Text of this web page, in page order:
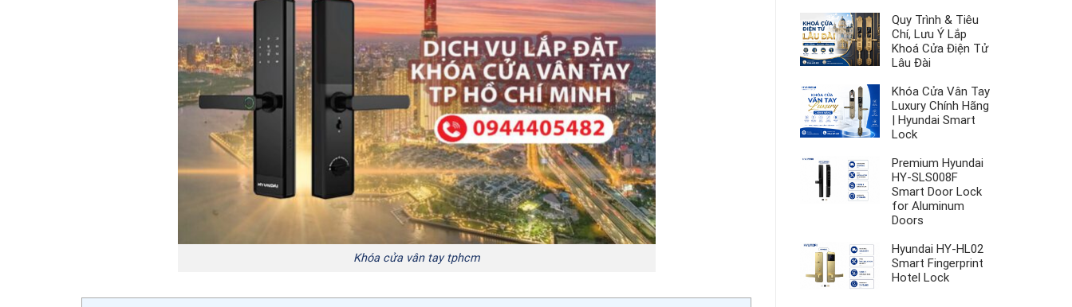
Khóa cửa vân tay tphcm
Quy Trình & Tiêu
Chí, Lưu Ý Lắp
Khoá Cửa Điện Tử
Lâu Đài
Khóa Cửa Vân Tay
Luxury Chính Hãng
| Hyundai Smart
Lock
Premium Hyundai
HY-SLS008F
Smart Door Lock
for Aluminum
Doors
Hyundai HY-HL02
Smart Fingerprint
Hotel Lock